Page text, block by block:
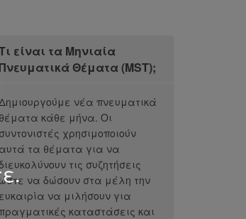
είναι τα Μηνιαία
Θέματα (MST);
νέα πνευματικά
θέματα κάθε μήνα. Οι
συντονιστές χρησιμοποιούν
αυτά τα θέματα για να
τις συζητήσεις
να δώσουν στα μέλη την
ευκαιρία να μιλήσουν για
καταστάσεις και